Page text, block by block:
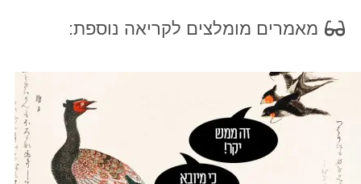
מאמרים מומלצים לקריאה נוספת: